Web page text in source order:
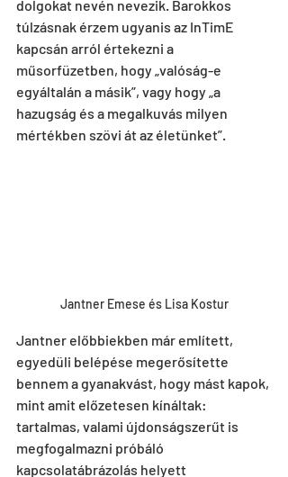
dolgokat nevén nevezik. Barokkos
túlzásnak érzem ugyanis az InTimE
kapcsán arról értekezni a
műsorfüzetben, hogy „valóság-e
egyáltalán a másik”, vagy hogy „a
hazugság és a megalkuvás milyen
mértékben szövi át az életünket”.
Jantner Emese és Lisa Kostur
Jantner előbbiekben már említett,
egyedüli belépése megerősítette
bennem a gyanakvást, hogy mást kapok,
mint amit előzetesen kínáltak:
tartalmas, valami újdonságszerűt is
megfogalmazni próbáló
kapcsolatábrázolás helyett